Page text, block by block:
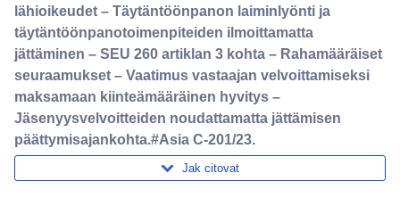
lähioikeudet – Täytäntöönpanon laiminlyönti ja
täytäntöönpanotoimenpiteiden ilmoittamatta
jättäminen – SEU 260 artiklan 3 kohta – Rahamääräiset
seuraamukset – Vaatimus vastaajan velvoittamiseksi
maksamaan kiinteämääräinen hyvitys –
Jäsenyysvelvoitteiden noudattamatta jättämisen
päättymisajankohta.#Asia C-201/23.
Jak citovat